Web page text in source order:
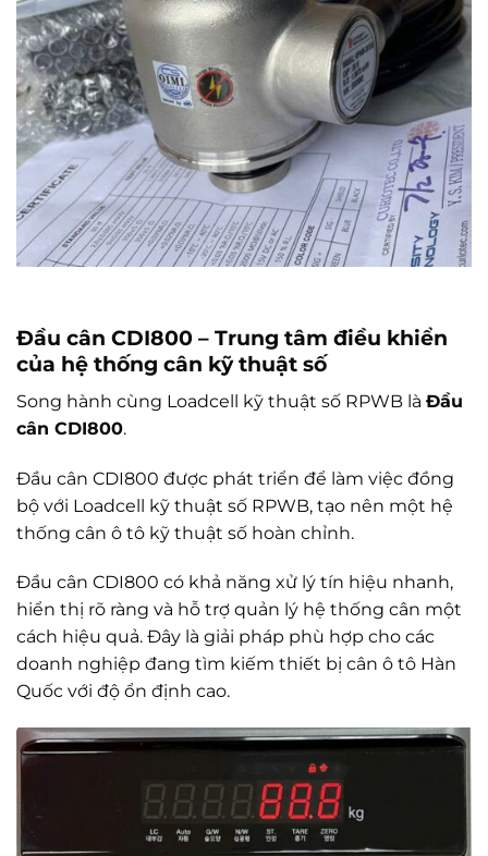
Đầu cân CDI800 – Trung tâm điều khiển
của hệ thống cân kỹ thuật số
Song hành cùng Loadcell kỹ thuật số RPWB là Đầu
cân CDI800.
Đầu cân CDI800 được phát triển để làm việc đồng
bộ với Loadcell kỹ thuật số RPWB, tạo nên một hệ
thống cân ô tô kỹ thuật số hoàn chỉnh.
Đầu cân CDI800 có khả năng xử lý tín hiệu nhanh,
hiển thị rõ ràng và hỗ trợ quản lý hệ thống cân một
cách hiệu quả. Đây là giải pháp phù hợp cho các
doanh nghiệp đang tìm kiếm thiết bị cân ô tô Hàn
Quốc với độ ổn định cao.